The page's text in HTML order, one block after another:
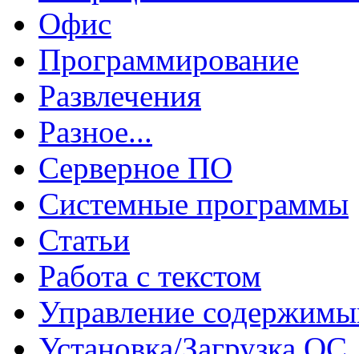
Офис
Программирование
Развлечения
Разное...
Серверное ПО
Системные программы
Статьи
Работа с текстом
Управление